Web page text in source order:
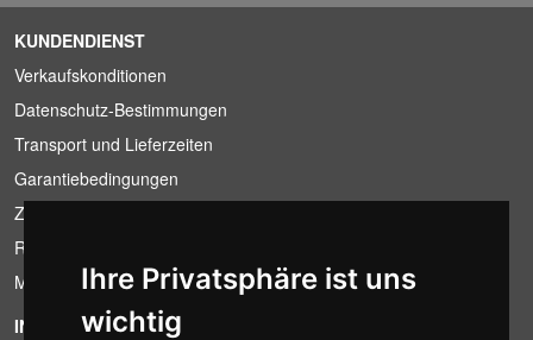
Ihre Privatsphäre ist uns
wichtig
KUNDENDIENST
Verkaufskonditionen
Datenschutz-Bestimmungen
Transport und Lieferzeiten
Garantiebedingungen
Zahlungsbedingungen
Ruecktrittsrecht
MwSt-Bedingungen
INFORMATION